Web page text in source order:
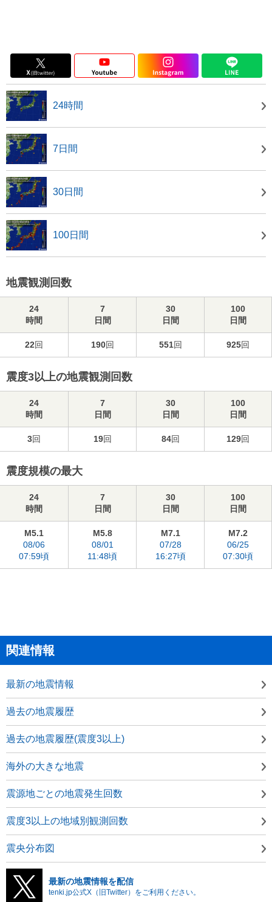
24時間
7日間
30日間
100日間
地震観測回数
24
時間
7
日間
30
日間
100
日間
22回 190回 551回 925回
震度3以上の地震観測回数
24
時間
7
日間
30
日間
100
日間
3回 19回 84回 129回
震度規模の最大
24
時間
7
日間
30
日間
100
日間
M5.1
08/06
07:59頃
M5.8
08/01
11:48頃
M7.1
07/28
16:27頃
M7.2
06/25
07:30頃
関連情報
最新の地震情報
過去の地震履歴
過去の地震履歴(震度3以上)
海外の大きな地震
震源地ごとの地震発生回数
震度3以上の地域別観測回数
震央分布図
最新の地震情報を配信
tenki.jp公式X（旧Twitter）をご利用ください。